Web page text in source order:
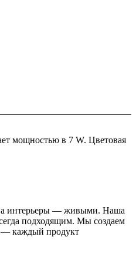
мощностью в 7 W. Цветовая
а интерьеры — живыми. Наша
подходящим. Мы создаем
— каждый продукт